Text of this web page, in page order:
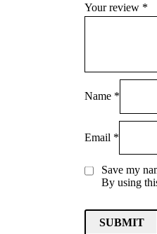
Your review *
Name *
Email *
Save my
By using